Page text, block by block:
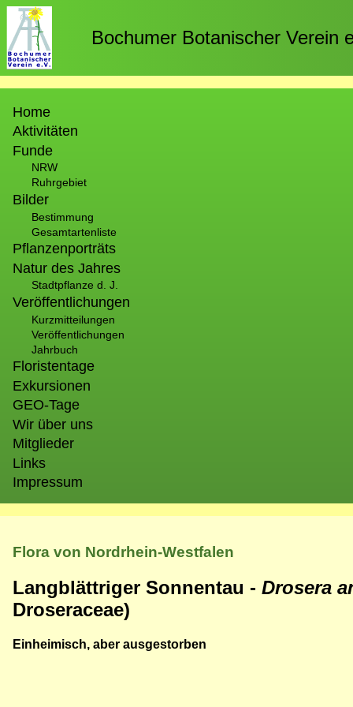
Direkt
zum
Inhalt
Bochumer Botanischer Verein
Home
Aktivitäten
Funde
NRW
Ruhrgebiet
Bilder
Bestimmung
Gesamtartenliste
Pflanzenporträts
Natur des Jahres
Stadtpflanze d. J.
Veröffentlichungen
Kurzmitteilungen
Veröffentlichungen
Jahrbuch
Floristentage
Exkursionen
GEO-Tage
Wir über uns
Mitglieder
Links
Impressum
Flora von Nordrhein-Westfalen
Langblättriger Sonnentau - Drosera
Droseraceae)
Einheimisch, aber ausgestorben